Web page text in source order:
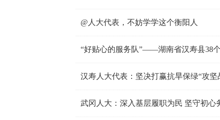
@人大代表，不妨学学这个衡阳人
“好贴心的服务队”——湖南省汉寿县38
汉寿人大代表：坚决打赢抗旱保绿“攻
武冈人大：深入基层履职为民 坚守初心